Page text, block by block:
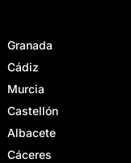
Granada
Cádiz
Murcia
Castellón
Albacete
Cáceres